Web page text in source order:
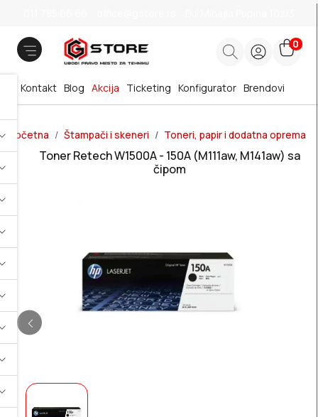
0
Brendovi
Blog Akcija
Kontakt Ticketing Konfigurator
Početna Štampači i skeneri Toneri, papir i dodatna oprema
Toner Retech W1500A - 150A (M111aw, M141aw) sa
čipom